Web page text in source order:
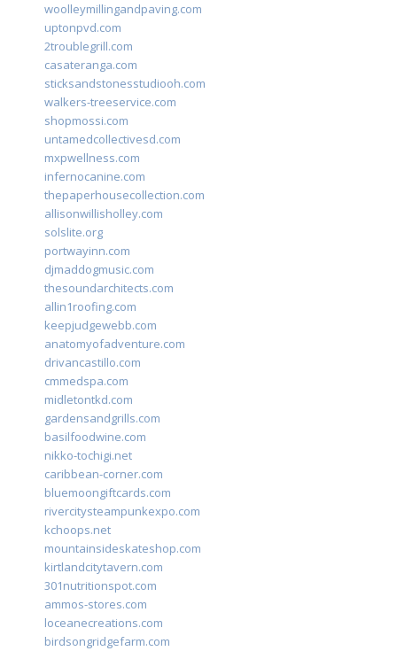
woolleymillingandpaving.com
uptonpvd.com
2troublegrill.com
casateranga.com
sticksandstonesstudiooh.com
walkers-treeservice.com
shopmossi.com
untamedcollectivesd.com
mxpwellness.com
infernocanine.com
thepaperhousecollection.com
allisonwillisholley.com
solslite.org
portwayinn.com
djmaddogmusic.com
thesoundarchitects.com
allin1roofing.com
keepjudgewebb.com
anatomyofadventure.com
drivancastillo.com
cmmedspa.com
midletontkd.com
gardensandgrills.com
basilfoodwine.com
nikko-tochigi.net
caribbean-corner.com
bluemoongiftcards.com
rivercitysteampunkexpo.com
kchoops.net
mountainsideskateshop.com
kirtlandcitytavern.com
301nutritionspot.com
ammos-stores.com
loceanecreations.com
birdsongridgefarm.com